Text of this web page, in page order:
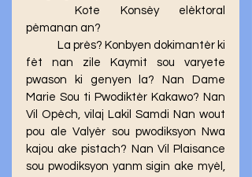
	Kote Konsèy elèktoral
pèmanan an?
fèt nan zile Kaymit sou varyete
pwason ki genyen la? Nan Dame
Marie Sou ti Pwodiktèr Kakawo? Nan
Vil Opèch, vilaj Lakil Samdi Nan wout
pou ale Valyèr sou pwodiksyon Nwa
kajou ake pistach? Nan Vil Plaisance
sou pwodiksyon yanm sigin ake myèl,